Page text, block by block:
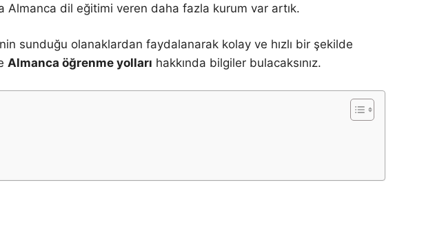
Almanca dil eğitimi veren daha fazla kurum var artık.
sunduğu olanaklardan faydalanarak kolay ve hızlı bir şekilde
Almanca öğrenme yolları hakkında bilgiler bulacaksınız.